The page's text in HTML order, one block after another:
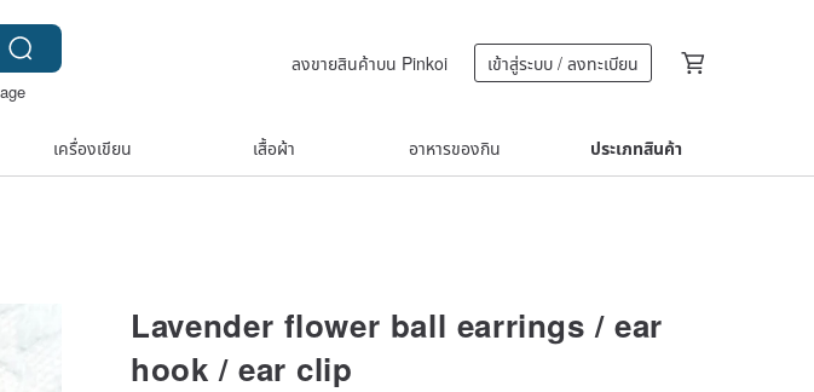
ลงขายสินค้าบน Pinkoi เข้าสู่ระบบ / ลงทะเบียน
เครื่องเขียน เสื้อผ้า อาหารของกิน ประเภทสินค้า
Lavender flower ball earrings / ear
hook / ear clip